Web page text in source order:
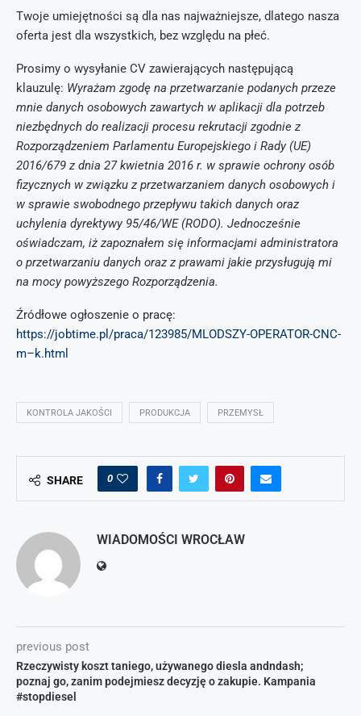
Twoje umiejętności są dla nas najważniejsze, dlatego nasza
oferta jest dla wszystkich, bez względu na płeć.
Prosimy o wysyłanie CV zawierających następującą
klauzulę: Wyrażam zgodę na przetwarzanie podanych przeze
mnie danych osobowych zawartych w aplikacji dla potrzeb
niezbędnych do realizacji procesu rekrutacji zgodnie z
Rozporządzeniem Parlamentu Europejskiego i Rady (UE)
2016/679 z dnia 27 kwietnia 2016 r. w sprawie ochrony osób
fizycznych w związku z przetwarzaniem danych osobowych i
w sprawie swobodnego przepływu takich danych oraz
uchylenia dyrektywy 95/46/WE (RODO). Jednocześnie
oświadczam, iż zapoznałem się informacjami administratora
o przetwarzaniu danych oraz z prawami jakie przysługują mi
na mocy powyższego Rozporządzenia.
Źródłowe ogłoszenie o pracę:
https://jobtime.pl/praca/123985/MLODSZY-OPERATOR-CNC-
m–k.html
KONTROLA JAKOŚCI PRODUKCJA PRZEMYSŁ
SHARE 0
WIADOMOŚCI WROCŁAW
previous post
Rzeczywisty koszt taniego, używanego diesla andndash;
poznaj go, zanim podejmiesz decyzję o zakupie. Kampania
#stopdiesel